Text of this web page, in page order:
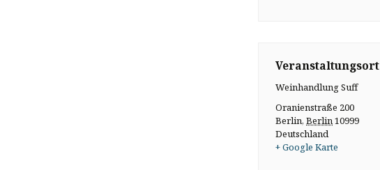
Veranstaltungsort
Weinhandlung Suff
Oranienstraße 200
Berlin, Berlin10999
Deutschland
+ Google Karte